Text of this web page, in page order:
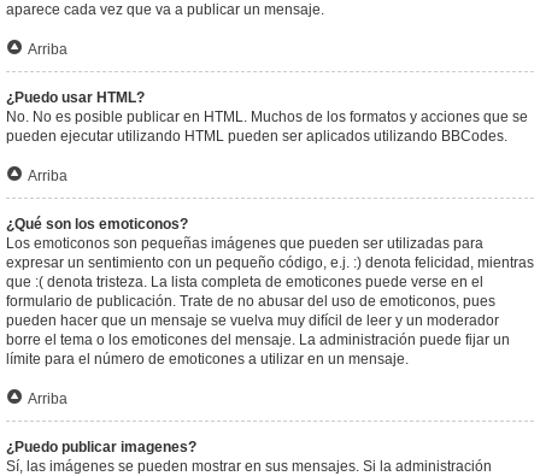
aparece cada vez que va a publicar un mensaje.
Arriba
¿Puedo usar HTML?
No. No es posible publicar en HTML. Muchos de los formatos y acciones que se
pueden ejecutar utilizando HTML pueden ser aplicados utilizando BBCodes.
Arriba
¿Qué son los emoticonos?
Los emoticonos son pequeñas imágenes que pueden ser utilizadas para
expresar un sentimiento con un pequeño código, e.j. :) denota felicidad, mientras
que :( denota tristeza. La lista completa de emoticones puede verse en el
formulario de publicación. Trate de no abusar del uso de emoticonos, pues
pueden hacer que un mensaje se vuelva muy difícil de leer y un moderador
borre el tema o los emoticones del mensaje. La administración puede fijar un
límite para el número de emoticones a utilizar en un mensaje.
Arriba
¿Puedo publicar imagenes?
Sí, las imágenes se pueden mostrar en sus mensajes. Si la administración